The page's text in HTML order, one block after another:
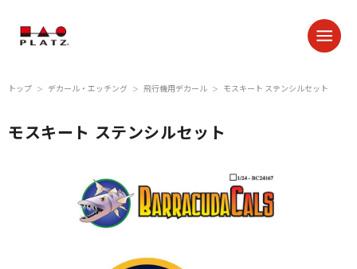
トップ ＞ デカール・エッチング ＞ 飛行機用デカール ＞ モスキート ステンシルセット
モスキート ステンシルセット